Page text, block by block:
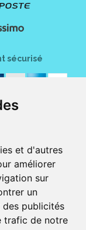
et d'autres
améliorer
sur
un
des publicités
trafic de notre
sécurisé
certifiée ISO
a pharmacie du centre
prix les plus bas possible
en médicaments sans
suivants :
(Andorre, Monaco et
ses partenaires à l'